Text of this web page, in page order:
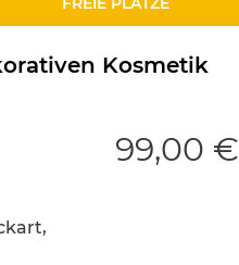
Kosmetik
99,00 €